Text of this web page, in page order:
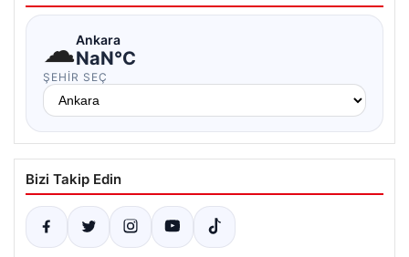
☁Ankara
NaN°C
ŞEHIR SEÇ
Bizi Takip Edin